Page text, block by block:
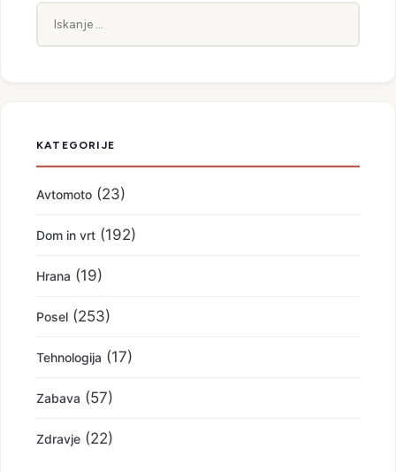
KATEGORIJE
Avtomoto (23)
Dom in vrt (192)
Hrana (19)
Posel (253)
Tehnologija (17)
Zabava (57)
Zdravje (22)